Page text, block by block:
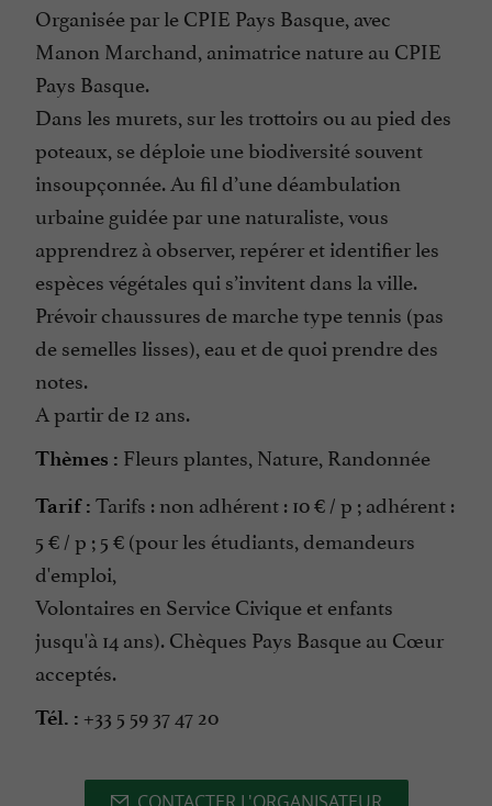
Organisée par le CPIE Pays Basque, avec
Manon Marchand, animatrice nature au CPIE
Pays Basque.
Dans les murets, sur les trottoirs ou au pied des
poteaux, se déploie une biodiversité souvent
insoupçonnée. Au fil d’une déambulation
urbaine guidée par une naturaliste, vous
apprendrez à observer, repérer et identifier les
espèces végétales qui s’invitent dans la ville.
Prévoir chaussures de marche type tennis (pas
de semelles lisses), eau et de quoi prendre des
notes.
A partir de 12 ans.
Thèmes : Fleurs plantes, Nature, Randonnée
Tarif : Tarifs : non adhérent : 10 € / p ; adhérent :
5 € / p ; 5 € (pour les étudiants, demandeurs
d'emploi,
Volontaires en Service Civique et enfants
jusqu'à 14 ans). Chèques Pays Basque au Cœur
acceptés.
Tél. : +33 5 59 37 47 20